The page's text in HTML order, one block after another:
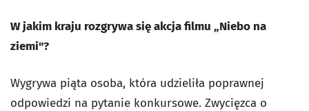
W jakim kraju rozgrywa się akcja filmu „Niebo na
ziemi"?
Wygrywa piąta osoba, która udzieliła poprawnej
odpowiedzi na pytanie konkursowe. Zwycięzca o